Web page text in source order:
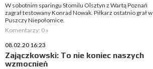
W sobotnim sparingu Stomilu Olsztyn z Wartą Poznań
zagrał testowany Konrad Nowak. Piłkarz ostatnio grał w
Puszczy Niepołomice.
Komentarzy: 0 »
08.02.20 16:23
Zajączkowski: To nie koniec naszych
wzmocnień